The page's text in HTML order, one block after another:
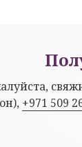
+971 509